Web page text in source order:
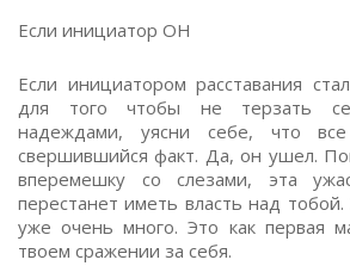
Если инициатор ОН
Если инициатором расставания
для того чтобы не терзать
надеждами, уясни себе, что
свершившийся факт. Да, он ушел.
вперемешку со слезами, эта
перестанет иметь власть над
уже очень много. Это как первая
твоем сражении за себя.